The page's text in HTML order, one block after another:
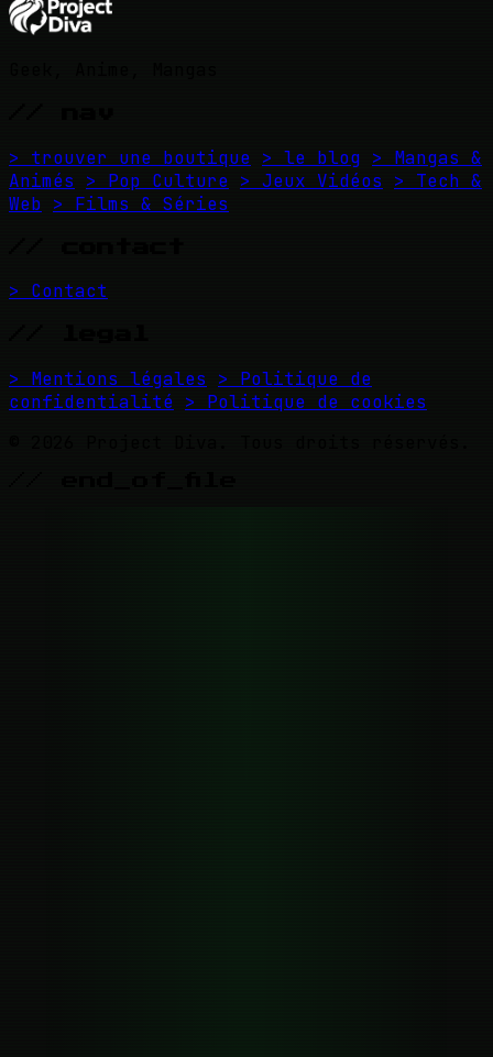
> trouver une boutique > le blog > Mangas &
Animés
> Pop Culture > Jeux Vidéos
> Tech &
Web > Films & Séries
> Contact
> Mentions légales
> Politique de
confidentialité > Politique de cookies